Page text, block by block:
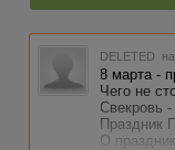
DELETED
8 марта -
Чего не
Свекровь
Праздник
О